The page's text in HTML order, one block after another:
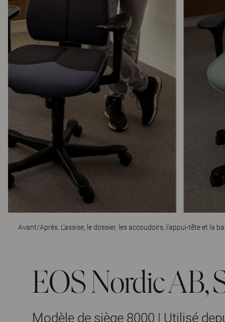
Avant/Après. L’assise, le dossier, les accoudoirs, l’appui-tête et la
EOS Nordic AB,
Modèle de siège 8000 | Utilisé